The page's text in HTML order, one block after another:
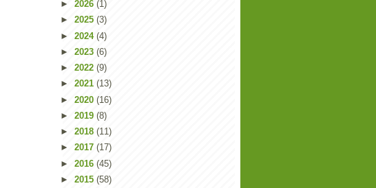
► 2026 (1)
► 2025 (3)
► 2024 (4)
► 2023 (6)
► 2022 (9)
► 2021 (13)
► 2020 (16)
► 2019 (8)
► 2018 (11)
► 2017 (17)
► 2016 (45)
► 2015 (58)